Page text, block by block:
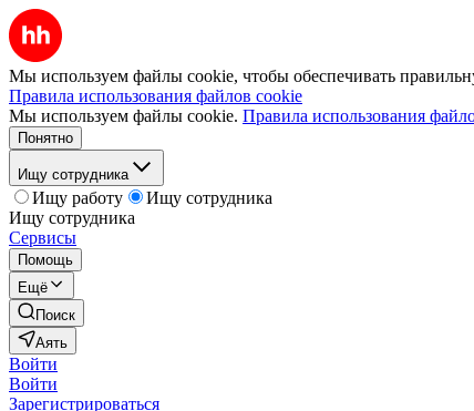
Мы используем файлы cookie, чтобы обеспечивать
Правила использования файлов cookie
Мы используем файлы cookie. Правила использования
Понятно
Ищу сотрудника
Ищу работу
Ищу сотрудника
Ищу сотрудника
Сервисы
Помощь
Ещё
Поиск
Аять
Войти
Войти
Зарегистрироваться